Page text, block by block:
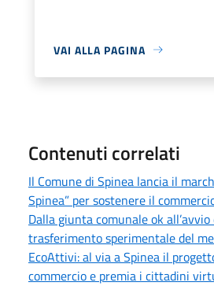
VAI ALLA PAGINA
Contenuti correlati
Il Comune di Spinea lancia il
Spinea” per sostenere il
Dalla giunta comunale ok
trasferimento sperimentale del
EcoAttivi: al via a Spinea il
commercio e premia i cittadini